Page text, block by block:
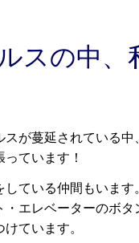
スの中、
が蔓延されている中
ています！
ている仲間もいま
エレベーターのボタ
ています。